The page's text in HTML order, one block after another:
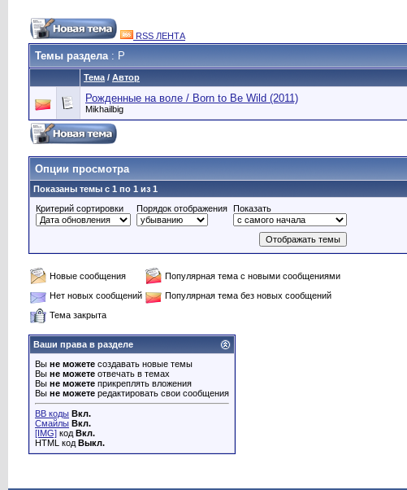
RSS ЛЕНТА
Темы раздела: Р
Тема / Автор
Рожденные на воле / Born to Be Wild (2011)
Mikhailbig
Опции просмотра
Показаны темы с 1 по 1 из 1
Критерий сортировки
Порядок отображения Показать
Новые сообщения
Популярная тема с новыми сообщениями
Нет новых сообщений
Популярная тема без новых сообщений
Тема закрыта
Ваши права в разделе
Вы не можете создавать новые темы
Вы не можете отвечать в темах
Вы не можете прикреплять вложения
Вы не можете редактировать свои сообщения
BB коды Вкл.
Смайлы Вкл.
[IMG] код Вкл.
HTML код Выкл.